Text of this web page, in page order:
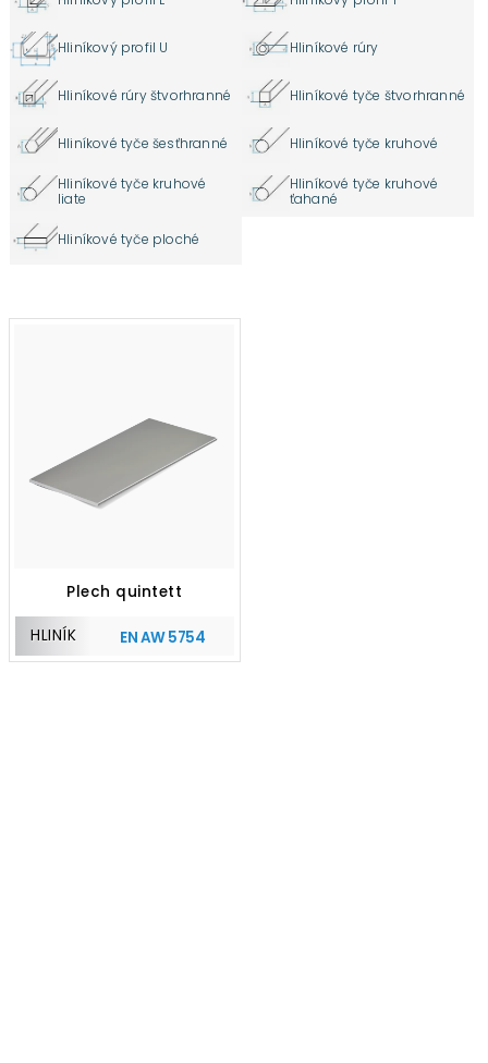
Hliníkový profil U Hliníkové rúry
Hliníkové rúry štvorhranné Hliníkové tyče štvorhranné
Hliníkové tyče šesťhranné Hliníkové tyče kruhové
Hliníkové tyče kruhové
liate
Hliníkové tyče kruhové
ťahané
Hliníkové tyče ploché
Plech quintett
HLINÍK EN AW 5754